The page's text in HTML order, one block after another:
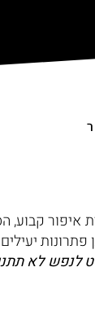
קבוע,
לנפש לא